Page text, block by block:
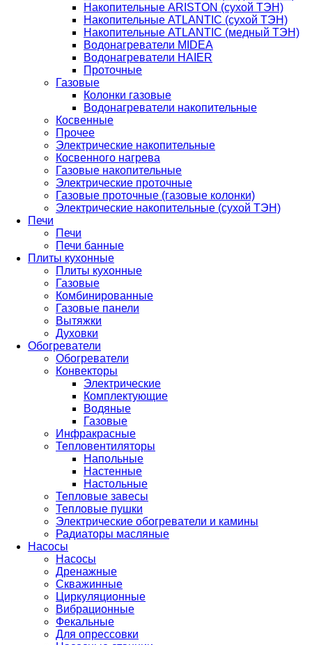
Накопительные ARISTON (сухой ТЭН)
Накопительные ATLANTIC (сухой ТЭН)
Накопительные ATLANTIC (медный ТЭН)
Водонагреватели MIDEA
Водонагреватели HAIER
Проточные
Газовые
Колонки газовые
Водонагреватели накопительные
Косвенные
Прочее
Электрические накопительные
Косвенного нагрева
Газовые накопительные
Электрические проточные
Газовые проточные (газовые колонки)
Электрические накопительные (сухой ТЭН)
Печи
Печи
Печи банные
Плиты кухонные
Плиты кухонные
Газовые
Комбинированные
Газовые панели
Вытяжки
Духовки
Обогреватели
Обогреватели
Конвекторы
Электрические
Комплектующие
Водяные
Газовые
Инфракрасные
Тепловентиляторы
Напольные
Настенные
Настольные
Тепловые завесы
Тепловые пушки
Электрические обогреватели и камины
Радиаторы масляные
Насосы
Насосы
Дренажные
Скважинные
Циркуляционные
Вибрационные
Фекальные
Для опрессовки